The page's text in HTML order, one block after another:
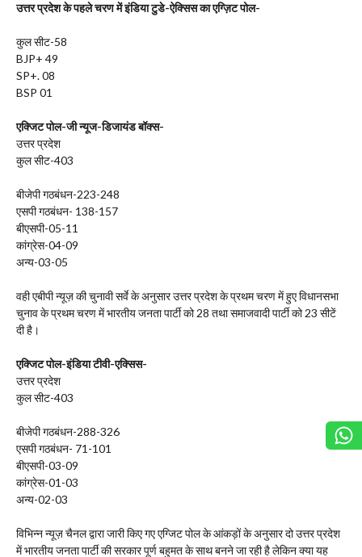
उत्तर प्रदेश के पहले चरण में इंडिया टुडे-ऐक्सिस का एग्ज़िट पोल-
कुल सीट-58
BJP+ 49
SP+. 08
BSP 01
एक्जिट पोल-जी न्यूज-डिजायंड बॉक्स-
उत्तर प्रदेश
कुल सीट-403
बीजेपी गठबंधन-223-248
एसपी गठबंधन- 138-157
बीएसपी-05-11
कांग्रेस-04-09
अन्य-03-05
वही एबीपी न्यूज़ की चुनावी सर्वे के अनुसार उत्तर प्रदेश के प्रथम चरण में हुए विधानसभा
चुनाव के प्रथम चरण में भारतीय जनता पार्टी को 28 तथा समाजवादी पार्टी को 23 सीटें
दी है।
एक्जिट पोल-इंडिया टीवी-एक्सिस-
उत्तर प्रदेश
कुल सीट-403
बीजेपी गठबंधन-288-326
एसपी गठबंधन- 71-101
बीएसपी-03-09
कांग्रेस-01-03
अन्य-02-03
विभिन्न न्यूज़ चैनल द्वारा जारी किए गए एग्जिट पोल के आंकड़ों के अनुसार दो उत्तर प्रदेश
में भारतीय जनता पार्टी की सरकार पूर्ण बहुमत के साथ बनने जा रही है लेकिन क्या यह